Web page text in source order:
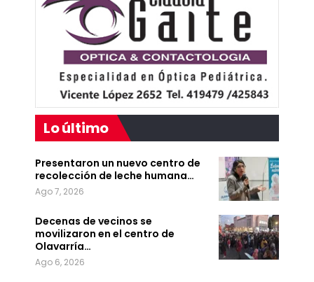
Lo último
Presentaron un nuevo centro de
recolección de leche humana…
Ago 7, 2026
Decenas de vecinos se
movilizaron en el centro de
Olavarría…
Ago 6, 2026